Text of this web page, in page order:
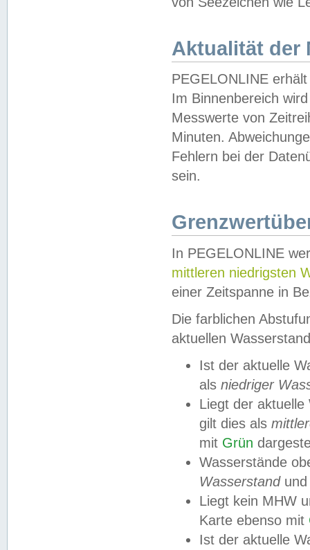
Aktualität der
PEGELONLINE
Im Binnenbereich
Messwerte von
Minuten.
Fehlern bei der
sein.
In PEGELONLINE
mittleren niedrigsten
einer Zeitspanne in
Die farblichen
aktuellen
Ist der aktuelle
als niedriger
Liegt der
gilt dies als
mit Grün
Wasserstände
Wasserstandund
Liegt kein MHW
Karte ebenso mit
Ist der aktuelle